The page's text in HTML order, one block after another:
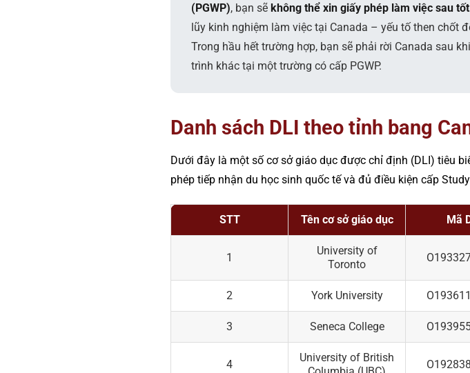
(PGWP), bạn sẽ không thể xin giấy phép làm việc sau
lũy kinh nghiệm làm việc tại Canada – yếu tố then chốt
Trong hầu hết trường hợp, bạn sẽ phải rời Canada sau
trình khác tại một trường có cấp PGWP.
Danh sách DLI theo tỉnh bang
Dưới đây là một số cơ sở giáo dục được chỉ định (DLI) tiêu
phép tiếp nhận du học sinh quốc tế và đủ điều kiện cấp
STT Tên cơ sở giáo dục Mã
1
University of
Toronto
2 York University
3 Seneca College
4
University of British